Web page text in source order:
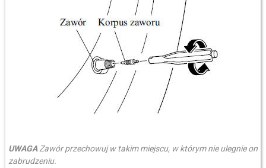
UWAGA Zawór przechowuj w takim miejscu, w którym nie ulegnie on
zabrudzeniu.